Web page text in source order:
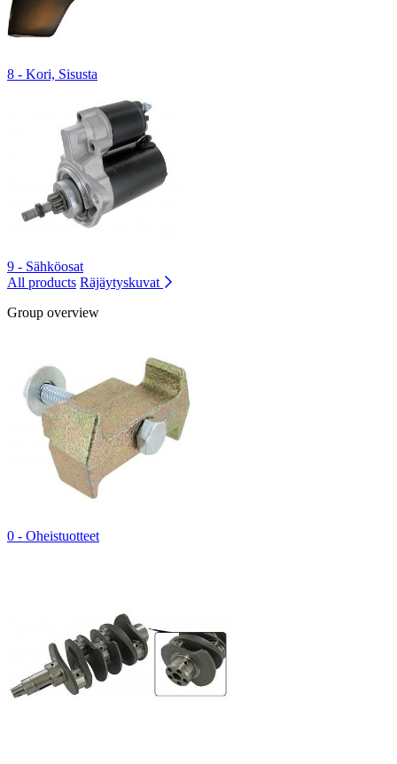
8 - Kori, Sisusta
9 - Sähköosat
All products Räjäytyskuvat
Group overview
0 - Oheistuotteet